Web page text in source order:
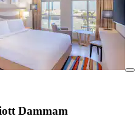
Dammam